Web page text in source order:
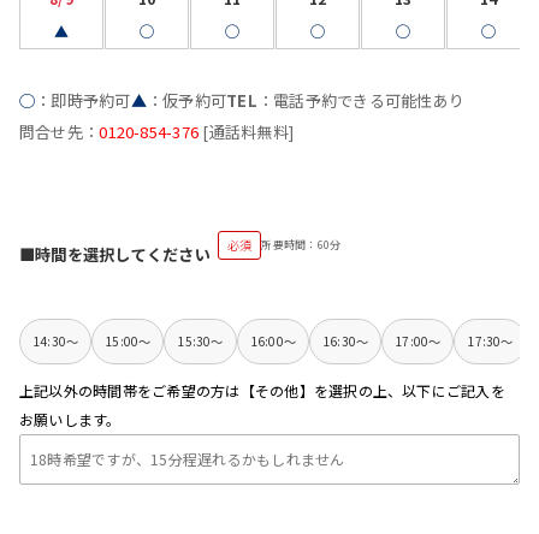
▲
◯
◯
◯
◯
◯
◯ ：即時予約可▲：仮予約可TEL ：電話予約できる可能性あり
問合せ先：0120-854-376 [通話料無料]
■時間を選択してください 必須 所要時間：60分
14:30〜 15:00〜 15:30〜 16:00〜 16:30〜 17:00〜 17:30〜
上記以外の時間帯をご希望の方は【その他】を選択の上、以下にご記入を
お願いします。